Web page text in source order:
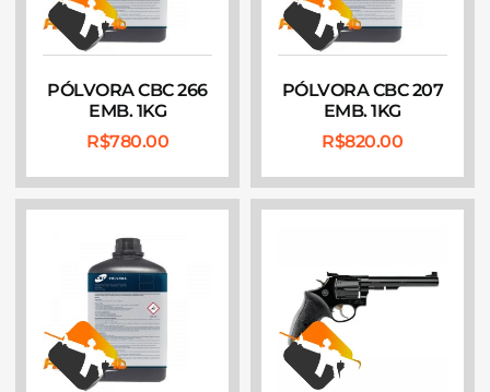
PÓLVORA CBC 266
EMB. 1KG
R$780.00
PÓLVORA CBC 207
EMB. 1KG
R$820.00